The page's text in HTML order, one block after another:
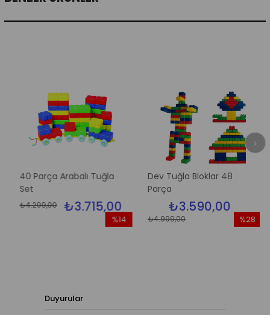
40 Parça Arabalı Tuğla
Set
₺3.715,00
₺4.299,00
%14
Dev Tuğla Bloklar 48
Parça
₺3.590,00
₺4.999,00
%28
Duyurular